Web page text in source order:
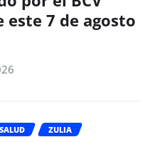
7 de agosto
SALUD ZULIA